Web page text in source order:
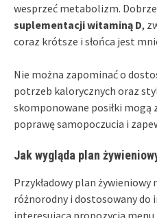
wesprzeć metabolizm.
suplementacji witaminą D,
coraz krótsze i słońca jest
Nie można zapominać o
potrzeb kalorycznych oraz
skomponowane posiłki mogą
poprawę samopoczucia i
Jak wygląda plan
Przykładowy plan
różnorodny i dostosowany do
interesująca propozycja menu